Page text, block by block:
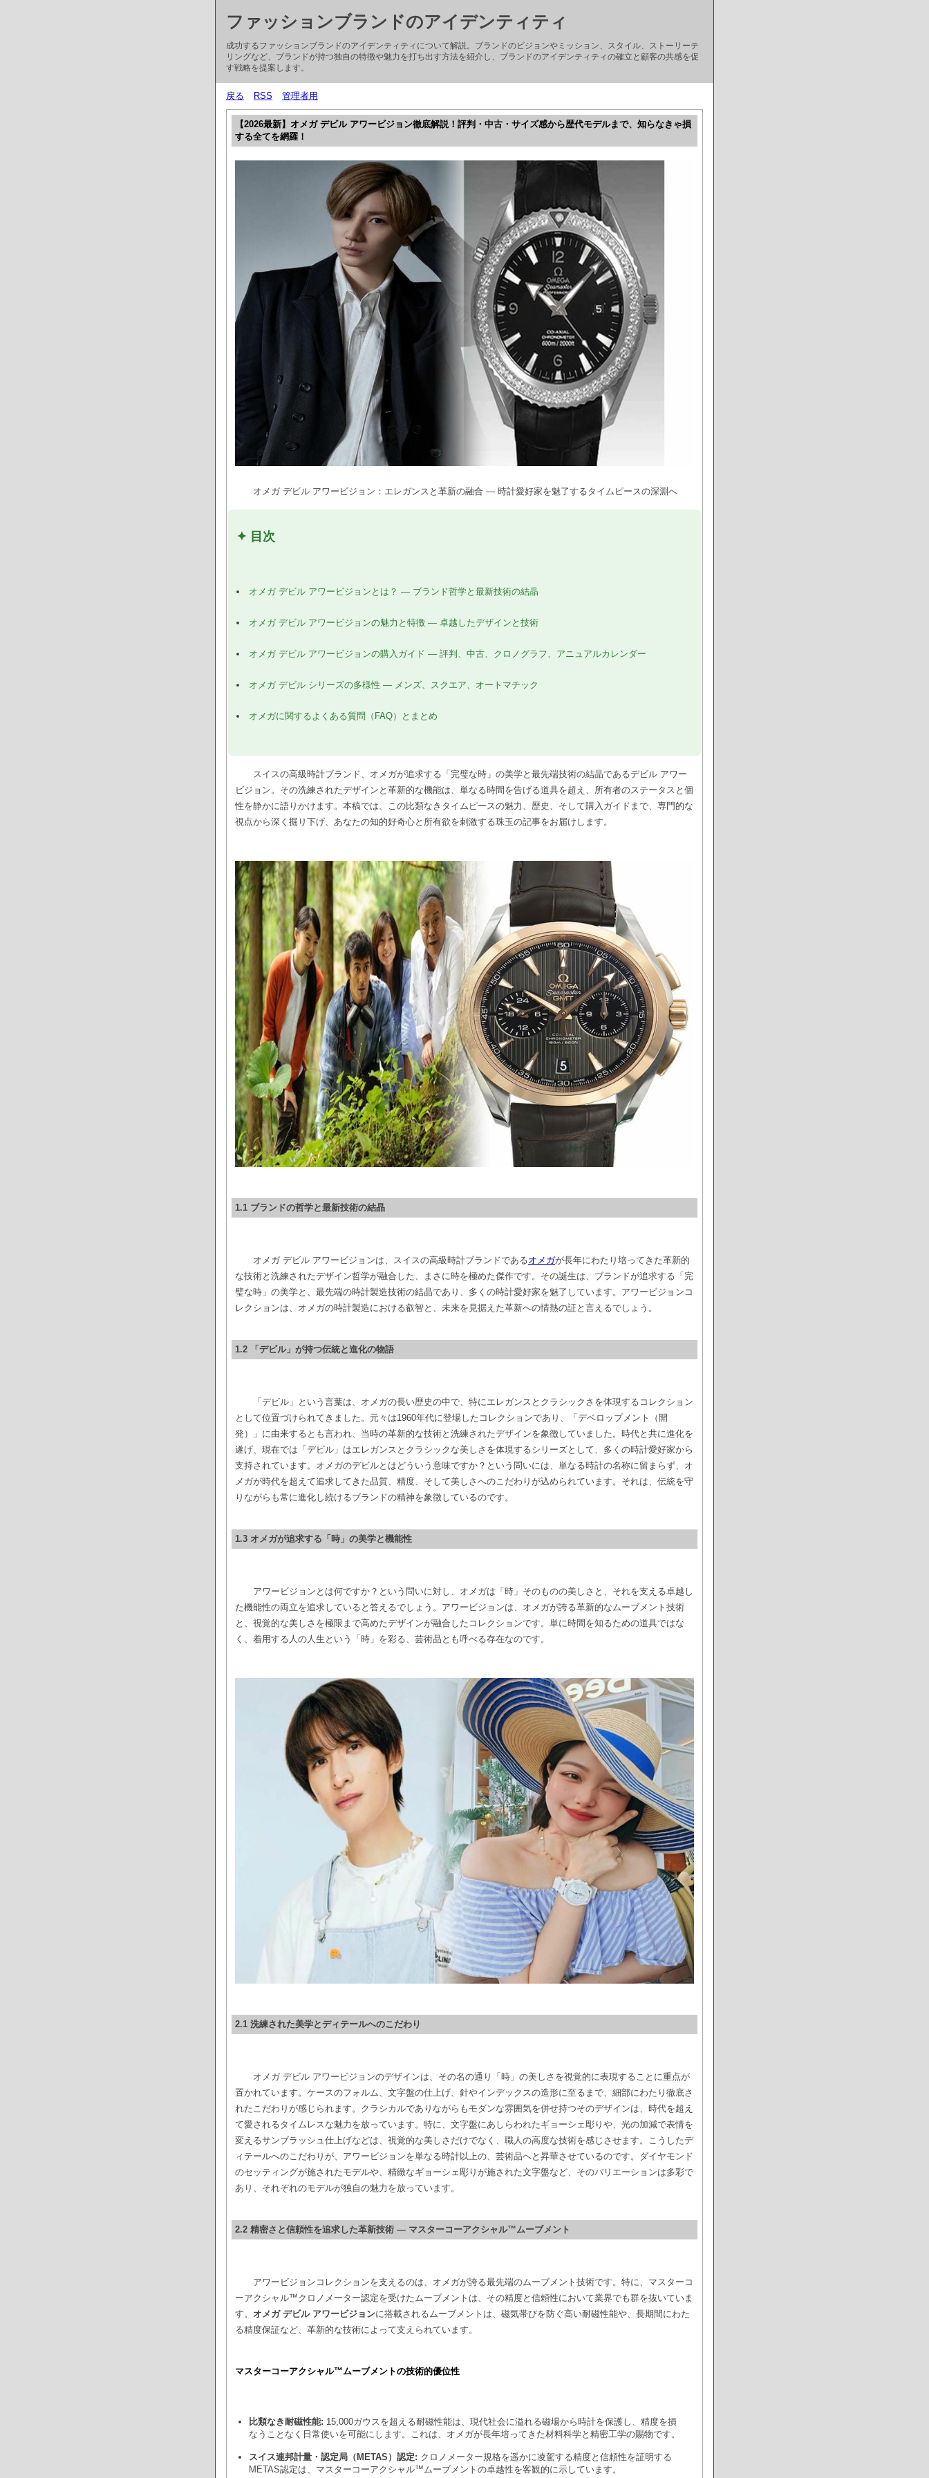
ファッションブランドのアイデンティティ
成功するファッションブランドのアイデンティティについて解説。ブランドのビジョンやミッション、スタイル、ストーリーテ
リングなど、ブランドが持つ独自の特徴や魅力を打ち出す方法を紹介し、ブランドのアイデンティティの確立と顧客の共感を促
す戦略を提案します。
戻る RSS 管理者用
【2026最新】オメガ デビル アワービジョン徹底解説！評判・中古・サイズ感から歴代モデルまで、知らなきゃ損
する全てを網羅！
オメガ デビル アワービジョン：エレガンスと革新の融合 — 時計愛好家を魅了するタイムピースの深淵へ
✦ 目次
オメガ デビル アワービジョンとは？ — ブランド哲学と最新技術の結晶
オメガ デビル アワービジョンの魅力と特徴 — 卓越したデザインと技術
オメガ デビル アワービジョンの購入ガイド — 評判、中古、クロノグラフ、アニュアルカレンダー
オメガ デビル シリーズの多様性 — メンズ、スクエア、オートマチック
オメガに関するよくある質問（FAQ）とまとめ
スイスの高級時計ブランド、オメガが追求する「完璧な時」の美学と最先端技術の結晶であるデビル アワー
ビジョン。その洗練されたデザインと革新的な機能は、単なる時間を告げる道具を超え、所有者のステータスと個
性を静かに語りかけます。本稿では、この比類なきタイムピースの魅力、歴史、そして購入ガイドまで、専門的な
視点から深く掘り下げ、あなたの知的好奇心と所有欲を刺激する珠玉の記事をお届けします。
1.1 ブランドの哲学と最新技術の結晶
オメガ デビル アワービジョンは、スイスの高級時計ブランドであるオメガが長年にわたり培ってきた革新的
な技術と洗練されたデザイン哲学が融合した、まさに時を極めた傑作です。その誕生は、ブランドが追求する「完
璧な時」の美学と、最先端の時計製造技術の結晶であり、多くの時計愛好家を魅了しています。アワービジョンコ
レクションは、オメガの時計製造における叡智と、未来を見据えた革新への情熱の証と言えるでしょう。
1.2 「デビル」が持つ伝統と進化の物語
「デビル」という言葉は、オメガの長い歴史の中で、特にエレガンスとクラシックさを体現するコレクション
として位置づけられてきました。元々は1960年代に登場したコレクションであり、「デベロップメント（開
発）」に由来するとも言われ、当時の革新的な技術と洗練されたデザインを象徴していました。時代と共に進化を
遂げ、現在では「デビル」はエレガンスとクラシックな美しさを体現するシリーズとして、多くの時計愛好家から
支持されています。オメガのデビルとはどういう意味ですか？という問いには、単なる時計の名称に留まらず、オ
メガが時代を超えて追求してきた品質、精度、そして美しさへのこだわりが込められています。それは、伝統を守
りながらも常に進化し続けるブランドの精神を象徴しているのです。
1.3 オメガが追求する「時」の美学と機能性
アワービジョンとは何ですか？という問いに対し、オメガは「時」そのものの美しさと、それを支える卓越し
た機能性の両立を追求していると答えるでしょう。アワービジョンは、オメガが誇る革新的なムーブメント技術
と、視覚的な美しさを極限まで高めたデザインが融合したコレクションです。単に時間を知るための道具ではな
く、着用する人の人生という「時」を彩る、芸術品とも呼べる存在なのです。
2.1 洗練された美学とディテールへのこだわり
オメガ デビル アワービジョンのデザインは、その名の通り「時」の美しさを視覚的に表現することに重点が
置かれています。ケースのフォルム、文字盤の仕上げ、針やインデックスの造形に至るまで、細部にわたり徹底さ
れたこだわりが感じられます。クラシカルでありながらもモダンな雰囲気を併せ持つそのデザインは、時代を超え
て愛されるタイムレスな魅力を放っています。特に、文字盤にあしらわれたギョーシェ彫りや、光の加減で表情を
変えるサンブラッシュ仕上げなどは、視覚的な美しさだけでなく、職人の高度な技術を感じさせます。こうしたデ
ィテールへのこだわりが、アワービジョンを単なる時計以上の、芸術品へと昇華させているのです。ダイヤモンド
のセッティングが施されたモデルや、精緻なギョーシェ彫りが施された文字盤など、そのバリエーションは多彩で
あり、それぞれのモデルが独自の魅力を放っています。
2.2 精密さと信頼性を追求した革新技術 — マスターコーアクシャル™ムーブメント
アワービジョンコレクションを支えるのは、オメガが誇る最先端のムーブメント技術です。特に、マスターコ
ーアクシャル™クロノメーター認定を受けたムーブメントは、その精度と信頼性において業界でも群を抜いていま
す。 オメガ デビル アワービジョンに搭載されるムーブメントは、磁気帯びを防ぐ高い耐磁性能や、長期間にわた
る精度保証など、革新的な技術によって支えられています。
マスターコーアクシャル™ムーブメントの技術的優位性
比類なき耐磁性能: 15,000ガウスを超える耐磁性能は、現代社会に溢れる磁場から時計を保護し、精度を損
なうことなく日常使いを可能にします。これは、オメガが長年培ってきた材料科学と精密工学の賜物です。
スイス連邦計量・認定局（METAS）認定: クロノメーター規格を遥かに凌駕する精度と信頼性を証明する
METAS認定は、マスターコーアクシャル™ムーブメントの卓越性を客観的に示しています。